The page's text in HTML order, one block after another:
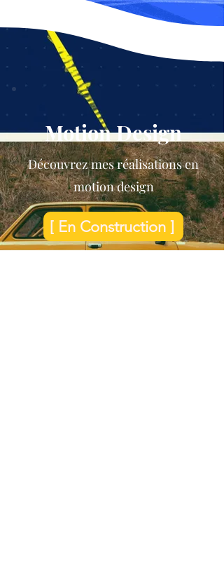
Motion Design
Découvrez mes réalisations en
motion design
[ En Construction ]